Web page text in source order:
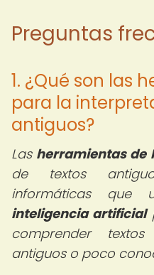
Preguntas
1. ¿Qué son las
para la
antiguos?
Las herramientas de
de textos
informáticas que
inteligencia artificial
comprender
antiguos o poco